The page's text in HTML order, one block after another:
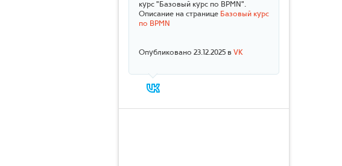
курс "Базовый курс по BPMN".
Описание на странице Базовый курс
по BPMN
Опубликовано 23.12.2025 в VK